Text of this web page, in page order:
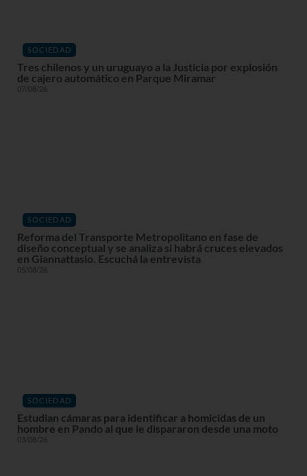
SOCIEDAD
Tres chilenos y un uruguayo a la Justicia por explosión
de cajero automático en Parque Miramar
07/08/26
SOCIEDAD
Reforma del Transporte Metropolitano en fase de
diseño conceptual y se analiza si habrá cruces elevados
en Giannattasio. Escuchá la entrevista
05/08/26
SOCIEDAD
Estudian cámaras para identificar a homicidas de un
hombre en Pando al que le dispararon desde una moto
03/08/26